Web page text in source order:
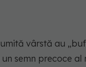
vârstă au
semn precoce al